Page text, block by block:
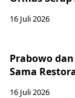
16 Juli 2026
Prabowo
Sama
16 Juli 2026